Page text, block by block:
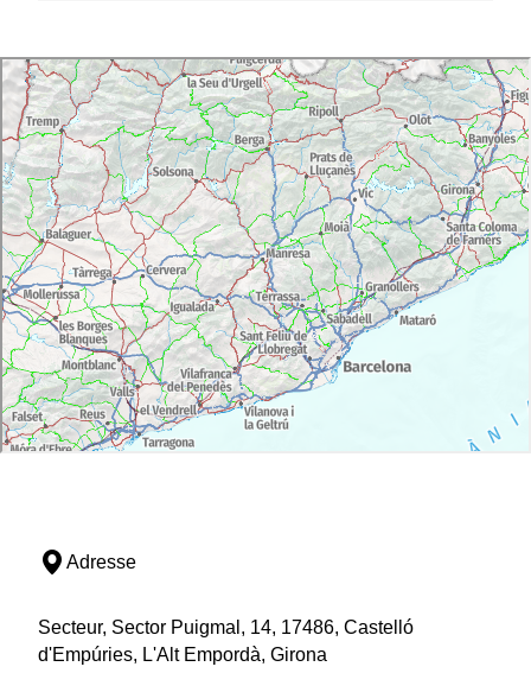
Adresse
Secteur, Sector Puigmal, 14, 17486, Castelló
d'Empúries, L'Alt Empordà, Girona